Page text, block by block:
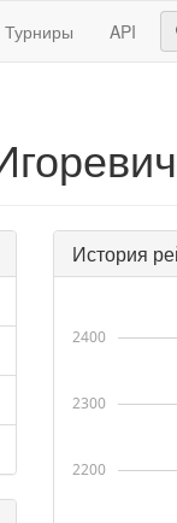
Турниры API
История
2200
2300
2400